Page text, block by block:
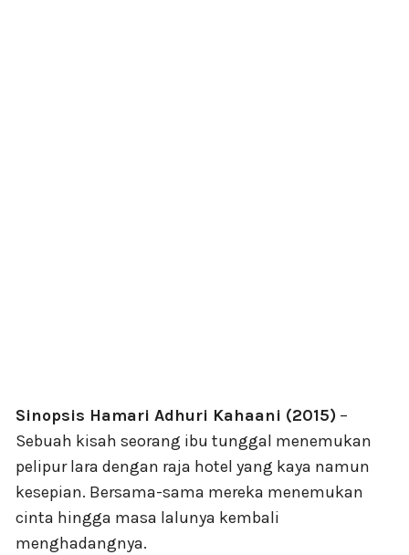
Sinopsis Hamari Adhuri Kahaani (2015) –
Sebuah kisah seorang ibu tunggal menemukan
pelipur lara dengan raja hotel yang kaya namun
kesepian. Bersama-sama mereka menemukan
cinta hingga masa lalunya kembali
menghadangnya.